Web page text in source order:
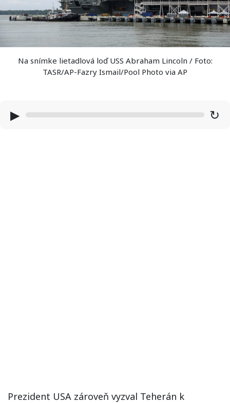
Na snímke lietadlová loď USS Abraham Lincoln / Foto:
TASR/AP-Fazry Ismail/Pool Photo via AP
▶ ↻
Prezident USA zároveň vyzval Teherán k